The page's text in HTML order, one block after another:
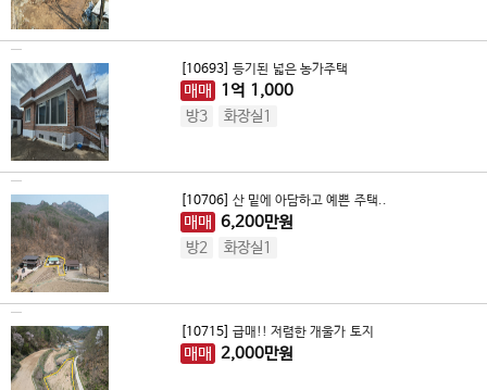
[10693] 등기된 넓은 농가주택
매매 1 억 1,000
방3 화장실1
[10706] 산 밑에 아담하고 예쁜 주택..
매매 6,200만원
방2 화장실1
[10715] 급매!! 저렴한 개울가 토지
매매 2,000만원